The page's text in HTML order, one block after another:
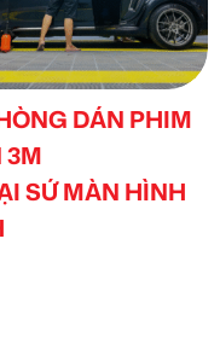
DÁN PHIM
3M
SỨ MÀN HÌNH